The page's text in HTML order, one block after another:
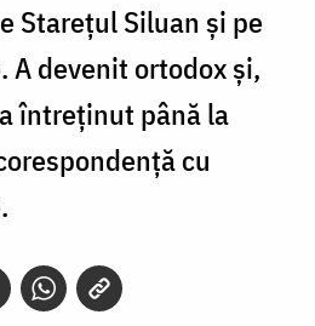
Stareţul Siluan şi pe
A devenit ortodox şi,
întreţinut până la
cu